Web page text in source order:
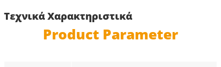
Τεχνικά Χαρακτηριστικά
Product Parameter